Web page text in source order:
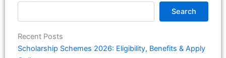
Search
Recent Posts
Scholarship Schemes 2026: Eligibility, Benefits & Apply